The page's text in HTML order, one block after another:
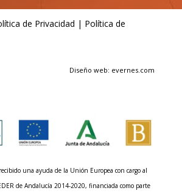
de Privacidad | Política de
Diseño web: evernes.com
una ayuda de la Unión Europea con cargo al
de Andalucía 2014-2020, financiada como parte